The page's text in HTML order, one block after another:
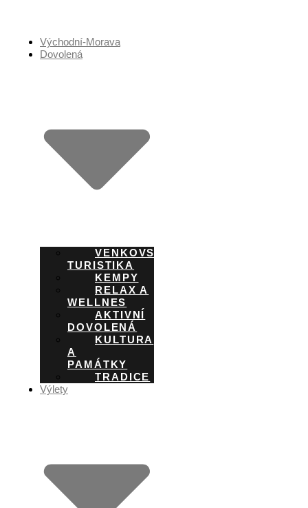
Východní-Morava
Dovolená
VENKOVSKÁ
TURISTIKA
KEMPY
RELAX A
WELLNES
AKTIVNÍ
DOVOLENÁ
KULTURA
A
PAMÁTKY
TRADICE
Výlety